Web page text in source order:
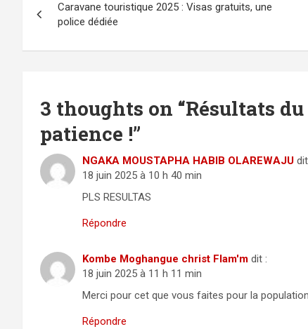
de
l’article
Caravane touristique 2025 : Visas gratuits, une
police dédiée
3 thoughts on “Résultats du
patience !”
NGAKA MOUSTAPHA HABIB OLAREWAJU
18 juin 2025 à 10 h 40 min
PLS RESULTAS
Répondre
Kombe Moghangue christ Flam'm dit :
18 juin 2025 à 11 h 11 min
Merci pour cet que vous faites pour la
Répondre